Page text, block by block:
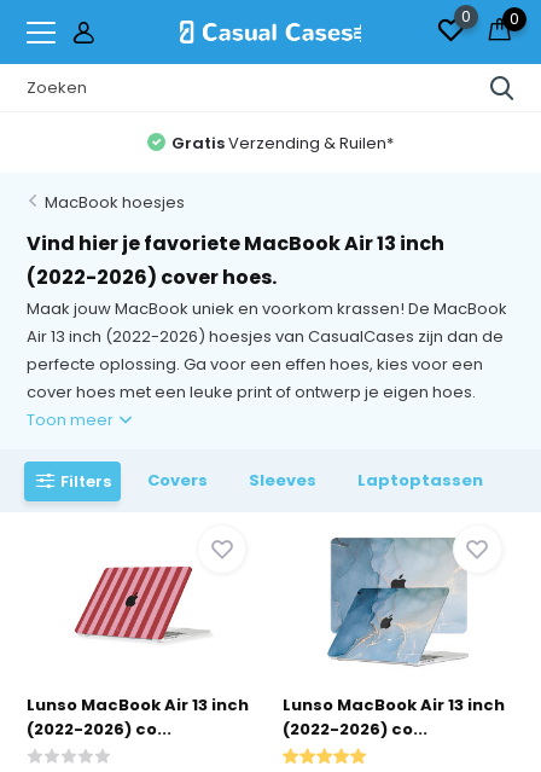
0 0
GratisVerzending & Ruilen*
MacBook hoesjes
Vind hier je favoriete MacBook Air 13 inch
(2022-2026) cover hoes.
Maak jouw MacBook uniek en voorkom krassen! De MacBook
Air 13 inch (2022-2026) hoesjes van CasualCases zijn dan de
perfecte oplossing. Ga voor een effen hoes, kies voor een
cover hoes met een leuke print of ontwerp je eigen hoes.
Toon meer
Filters Covers Sleeves Laptoptassen
Lunso MacBook Air 13 inch
(2022-2026) co...
Lunso MacBook Air 13 inch
(2022-2026) co...